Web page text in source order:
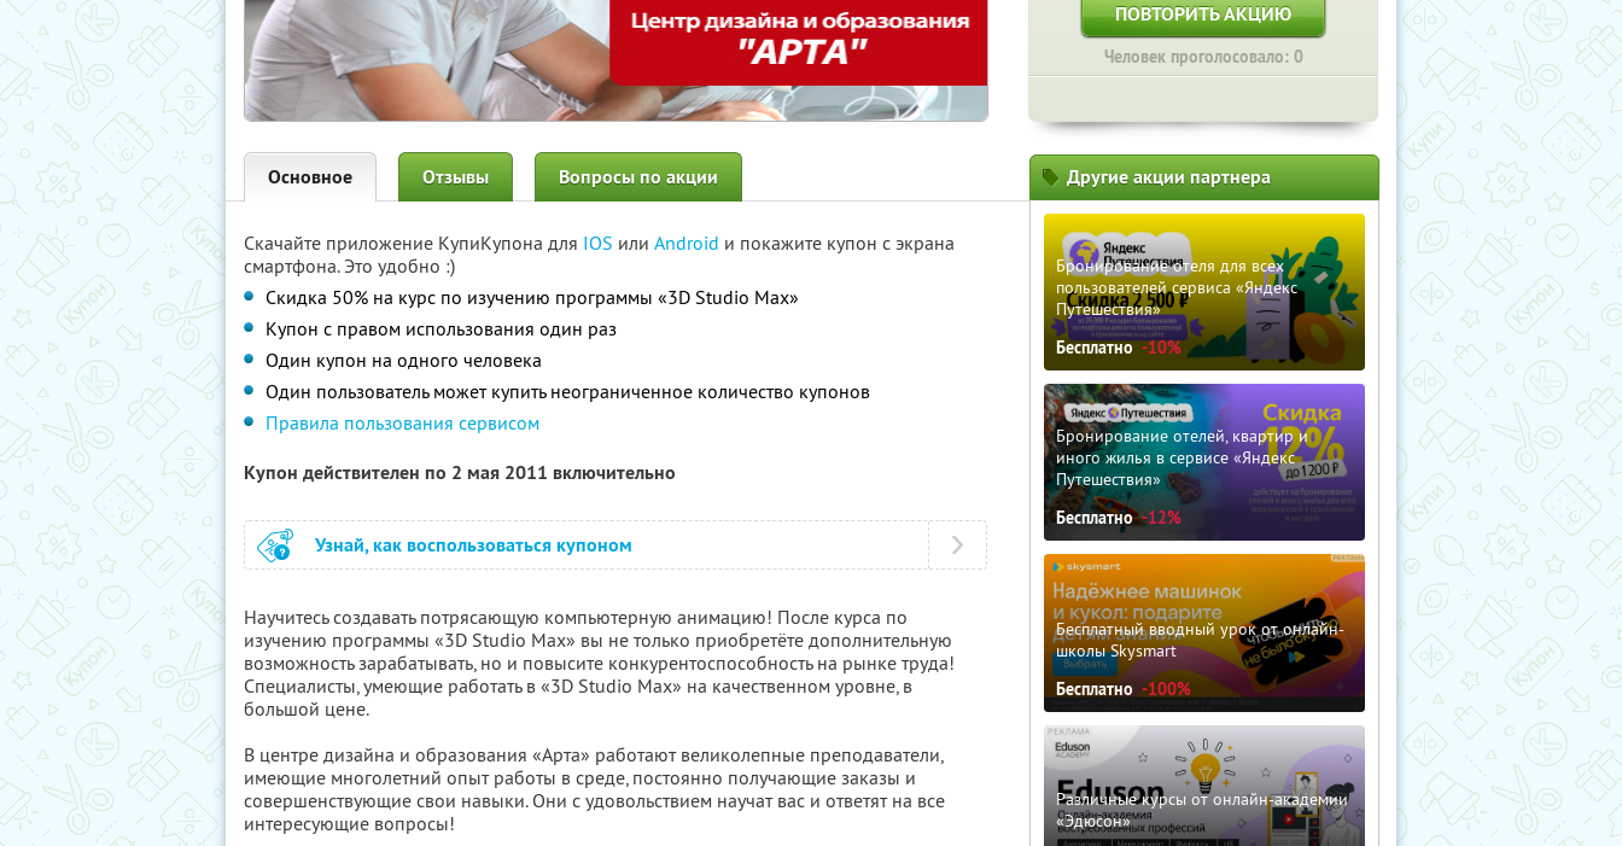
ПОВТОРИТЬ АКЦИЮ
Человек проголосовало: 0
Основное Отзывы Вопросы по акции
Скачайте приложение КупиКупона для IOS или Android и покажите купон с экрана
смартфона. Это удобно :)
Скидка 50% на курс по изучению программы «3D Studio Max»
Купон с правом использования один раз
Один купон на одного человека
Один пользователь может купить неограниченное количество купонов
Правила пользования сервисом
Купон действителен по 2 мая 2011 включительно
Узнай, как воспользоваться купоном
Научитесь создавать потрясающую компьютерную анимацию! После курса по
изучению программы «3D Studio Max» вы не только приобретёте дополнительную
возможность зарабатывать, но и повысите конкурентоспособность на рынке труда!
Специалисты, умеющие работать в «3D Studio Max» на качественном уровне, в
большой цене.
В центре дизайна и образования «Арта» работают великолепные преподаватели,
имеющие многолетний опыт работы в среде, постоянно получающие заказы и
совершенствующие свои навыки. Они с удовольствием научат вас и ответят на все
интересующие вопросы!
Другие акции партнера
Бронирование отеля для всех
пользователей сервиса «Яндекс
Путешествия»
Бесплатно -10%
Бронирование отелей, квартир и
иного жилья в сервисе «Яндекс
Путешествия»
Бесплатно -12%
Бесплатный вводный урок от онлайн-
школы Skysmart
Бесплатно -100%
Различные курсы от онлайн-академии
«Эдюсон»